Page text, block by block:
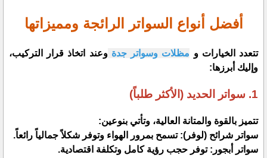
​أفضل أنواع السواتر الرائجة ومميزاتها
​تتعدد الخيارات و مظلات وسواتر جدةوعند اتخاذ قرار التركيب،
وإليك أبرزها:
​1. سواتر الحديد (الأكثر طلباً)
​تتميز بالقوة والمتانة العالية، وتأتي بنوعين:
​سواتر شرائح (لوفر): تسمح بمرور الهواء وتوفر شكلاً جمالياً رائعاً.
​سواتر أبجور: توفر حجب رؤية كامل وتكلفة اقتصادية.